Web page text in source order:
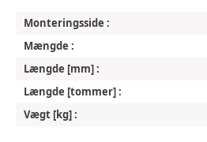
Monteringsside :
Mængde :
Længde [mm] :
Længde [tommer] :
Vægt [kg] :